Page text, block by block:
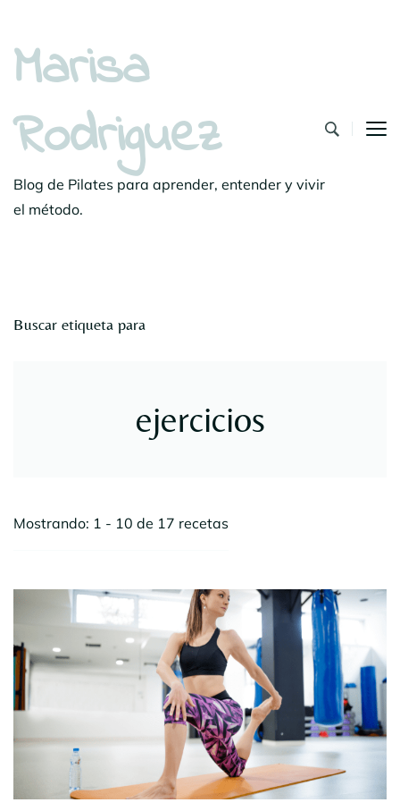
Marisa
Rodriguez
Blog de Pilates para aprender, entender y vivir
el método.
Buscar etiqueta para
ejercicios
Mostrando: 1 - 10 de 17 recetas